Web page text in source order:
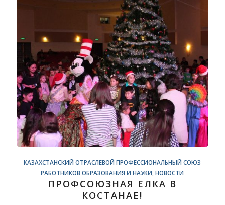
КАЗАХСТАНСКИЙ ОТРАСЛЕВОЙ ПРОФЕССИОНАЛЬНЫЙ СОЮЗ
РАБОТНИКОВ ОБРАЗОВАНИЯ И НАУКИ ,НОВОСТИ
ПРОФСОЮЗНАЯ ЕЛКА В
КОСТАНАЕ!